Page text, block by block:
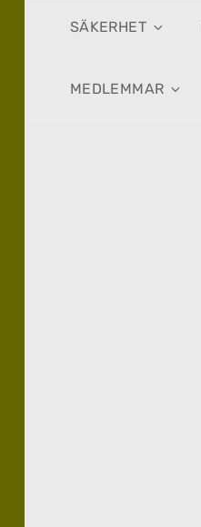
SÄKERHET
MEDLEMMAR